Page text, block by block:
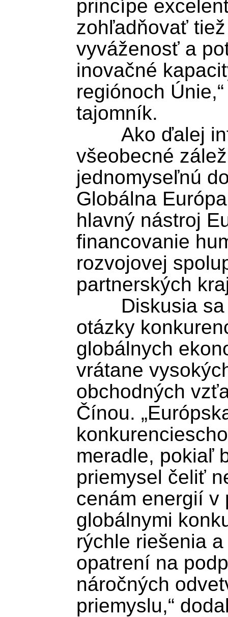
princípe
zohľadňovať
vyváženosť a
inovačné
regiónoch
tajomník.
všeobecné
jednomyseľnú
Globálna
hlavný nástroj
financovanie
rozvojovej
partnerských
otázky
globálnych
vrátane
obchodných
Čínou.
meradle, pokiaľ
priemysel čeliť
cenám energií v
globálnymi
rýchle riešenia
opatrení na
náročných
priemyslu,“